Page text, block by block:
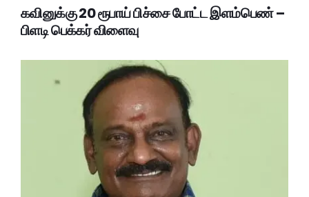
கவினுக்கு 20 ரூபாய் பிச்சை போட்ட இளம்பெண் –
பிளடி பெக்கர் விளைவு